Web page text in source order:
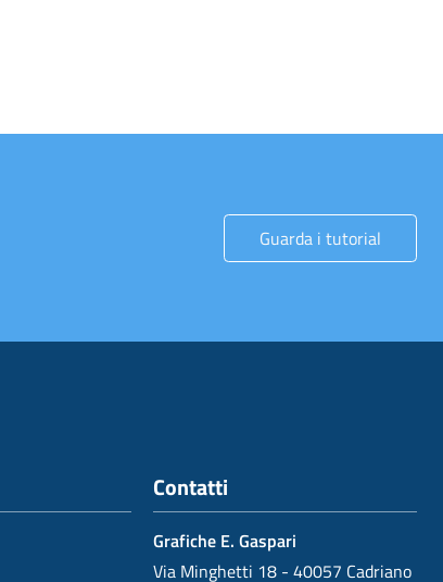
Guarda i tutorial
Contatti
Grafiche E. Gaspari
Via Minghetti 18 - 40057 Cadriano